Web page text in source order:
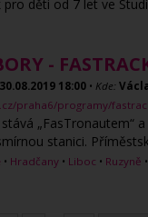
děti od 7 let ve
-
30.08.2019 18:00 • Kde:
praha6/programy/
stanici.
• Hradčany • Liboc • Ruzyně •